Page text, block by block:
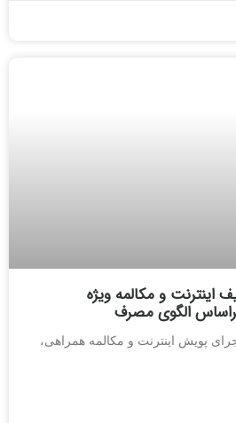
اینترنت و مکالمه ویژه
الگوی مصرف
پویش اینترنت و مکالمه همراهی،